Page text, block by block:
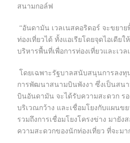
สนามกอล์ฟ
“อันดามัน เวลเนสคอริดอร์ จะขยา
ท่องเที่ยวได้ ทั้งแอเรียโดยจุดไอเดีย
บริหารพื้นที่เพื่อการท่องเที่ยวและเวล
โดยเฉพาะรัฐบาลสนับสนุนการลงทุ
การพัฒนาสนามบินพังงา ซึ่งเป็นสน
บินอันดามัน จะได้รับความสะดวก รอ
บริเวณกว้าง และเชื่อมโยงกับแผนข
รวมถึงการเชื่อมโยงโครงข่าง มายั
ความสะดวกของนักท่องเที่ยว ที่จะม